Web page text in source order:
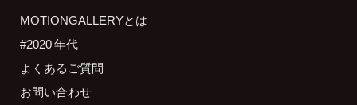
MOTIONGALLERYとは
#2020 年代
よくあるご質問
お問い合わせ